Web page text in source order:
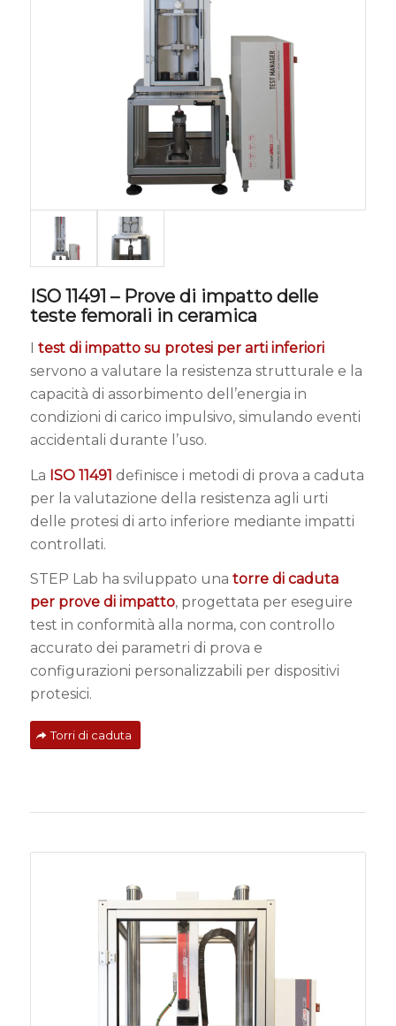
ISO 11491 – Prove di impatto delle
teste femorali in ceramica
I test di impatto su protesi per arti inferiori
servono a valutare la resistenza strutturale e la
capacità di assorbimento dell’energia in
condizioni di carico impulsivo, simulando eventi
accidentali durante l’uso.
La ISO 11491 definisce i metodi di prova a caduta
per la valutazione della resistenza agli urti
delle protesi di arto inferiore mediante impatti
controllati.
STEP Lab ha sviluppato una torre di caduta
per prove di impatto, progettata per eseguire
test in conformità alla norma, con controllo
accurato dei parametri di prova e
configurazioni personalizzabili per dispositivi
protesici.
Torri di caduta